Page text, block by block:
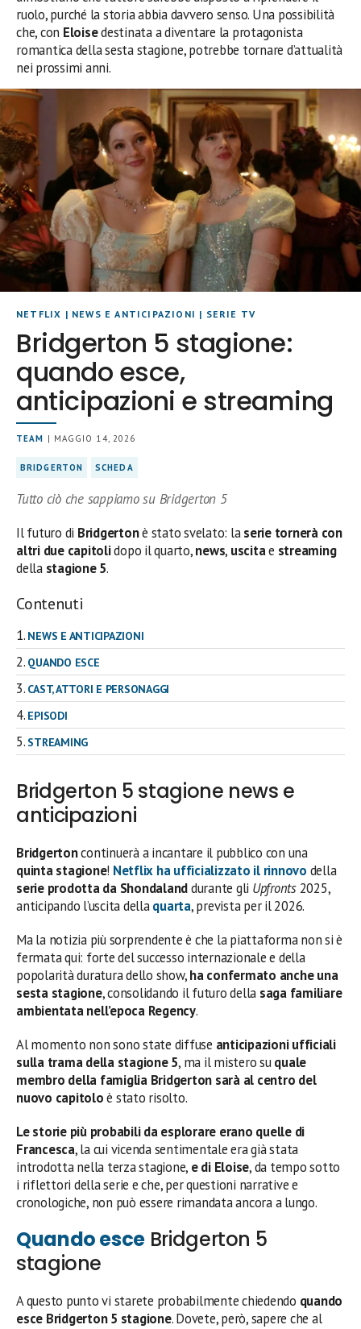
ruolo, purché la storia abbia davvero senso. Una possibilità
che, con Eloisedestinata a diventare la protagonista
romantica della sesta stagione, potrebbe tornare d’attualità
nei prossimi anni.
NETFLIX | NEWS E ANTICIPAZIONI | SERIE TV
Bridgerton 5 stagione:
quando esce,
anticipazioni e streaming
TEAM | MAGGIO 14, 2026
BRIDGERTON SCHEDA
Tutto ciò che sappiamo su Bridgerton 5
Il futuro di Bridgertonè stato svelato: laserie tornerà con
altri due capitolidopo il quarto,news, uscitae streaming
della stagione 5.
Contenuti
NEWS E ANTICIPAZIONI
QUANDO ESCE
CAST, ATTORI E PERSONAGGI
EPISODI
STREAMING
Bridgerton 5 stagione news e
anticipazioni
Bridgertoncontinuerà a incantare il pubblico con una
quinta stagione! Netflix ha ufficializzato il rinnovo della
serie prodotta da Shondalanddurante gli Upfronts2025,
anticipando l’uscita dellaquarta, prevista per il 2026.
Ma la notizia più sorprendente è che la piattaforma non si è
fermata qui: forte del successo internazionale e della
popolarità duratura dello show,ha confermato anche una
sesta stagione, consolidando il futuro della saga familiare
ambientata nell’epoca Regency.
Al momento non sono state diffuse anticipazioni ufficiali
sulla trama della stagione 5, ma il mistero suquale
membro della famiglia Bridgerton sarà al centro del
nuovo capitoloè stato risolto.
Le storie più probabili da esplorare erano quelle di
Francesca, la cui vicenda sentimentale era già stata
introdotta nella terza stagione, e di Eloise, da tempo sotto
i riflettori della serie e che, per questioni narrative e
cronologiche, non può essere rimandata ancora a lungo.
Quando esce Bridgerton 5
stagione
A questo punto vi starete probabilmente chiedendo quando
esce Bridgerton 5 stagione. Dovete, però, sapere che al